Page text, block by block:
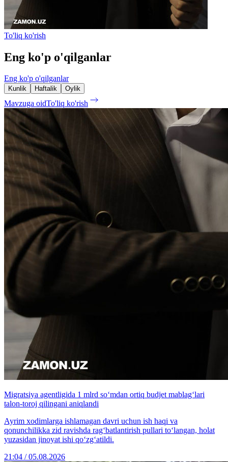
To'liq ko'rish
Eng ko'p o'qilganlar
Eng ko'p o'qilganlar
Kunlik Haftalik Oylik
Mavzuga oidTo'liq ko'rish
Migratsiya agentligida 1 mlrd so‘mdan ortiq budjet mablag‘lari
talon-toroj qilingani aniqlandi
Ayrim xodimlarga ishlamagan davri uchun ish haqi va
qonunchilikka zid ravishda rag‘batlantirish pullari to‘langan, holat
yuzasidan jinoyat ishi qo‘zg‘atildi.
21:04 / 05.08.2026